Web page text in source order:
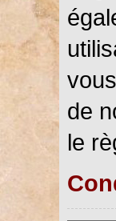
de
le